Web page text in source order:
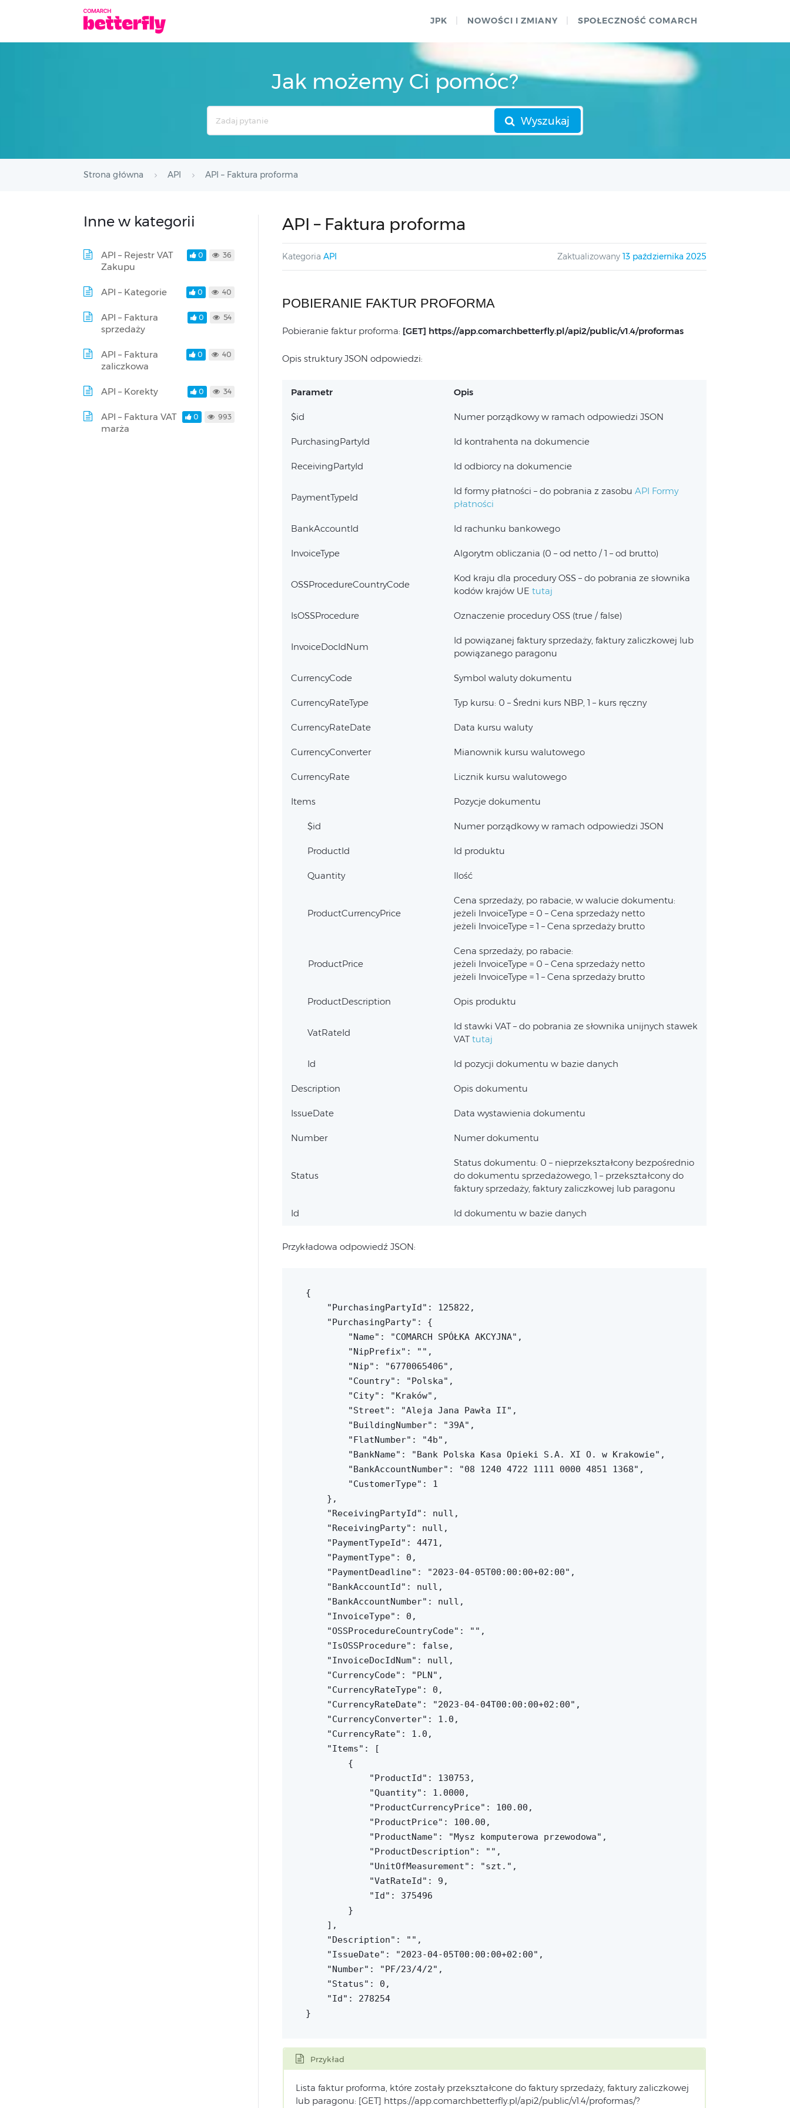
JPK NOWOŚCI I ZMIANY SPOŁECZNOŚĆ COMARCH
Jak możemy Ci pomóc?
Wyszukaj
Strona główna API API – Faktura proforma
API – Faktura proforma
Kategoria API Zaktualizowany 13 października 2025
POBIERANIE FAKTUR PROFORMA
Pobieranie faktur proforma: [GET] https://app.comarchbetterfly.pl/api2/public/v1.4/proformas
Opis struktury JSON odpowiedzi:
Parametr Opis
$id Numer porządkowy w ramach odpowiedzi JSON
PurchasingPartyId Id kontrahenta na dokumencie
ReceivingPartyId Id odbiorcy na dokumencie
PaymentTypeId
Id formy płatności – do pobrania z zasobu API Formy
płatności
BankAccountId Id rachunku bankowego
InvoiceType Algorytm obliczania (0 – od netto / 1 – od brutto)
OSSProcedureCountryCode
Kod kraju dla procedury OSS – do pobrania ze słownika
kodów krajów UE tutaj
IsOSSProcedure Oznaczenie procedury OSS (true / false)
InvoiceDocIdNum
Id powiązanej faktury sprzedaży, faktury zaliczkowej lub
powiązanego paragonu
CurrencyCode Symbol waluty dokumentu
CurrencyRateType Typ kursu: 0 – Średni kurs NBP, 1 – kurs ręczny
CurrencyRateDate Data kursu waluty
CurrencyConverter Mianownik kursu walutowego
CurrencyRate Licznik kursu walutowego
Items Pozycje dokumentu
$id Numer porządkowy w ramach odpowiedzi JSON
ProductId Id produktu
Quantity Ilość
ProductCurrencyPrice
Cena sprzedaży, po rabacie, w walucie dokumentu:
jeżeli InvoiceType = 0 – Cena sprzedaży netto
jeżeli InvoiceType = 1 – Cena sprzedaży brutto
ProductPrice
Cena sprzedaży, po rabacie:
jeżeli InvoiceType = 0 – Cena sprzedaży netto
jeżeli InvoiceType = 1 – Cena sprzedaży brutto
ProductDescription Opis produktu
VatRateId
Id stawki VAT – do pobrania ze słownika unijnych stawek
VATtutaj
Id Id pozycji dokumentu w bazie danych
Description Opis dokumentu
IssueDate Data wystawienia dokumentu
Number Numer dokumentu
Status
Status dokumentu: 0 – nieprzekształcony bezpośrednio
do dokumentu sprzedażowego, 1 – przekształcony do
faktury sprzedaży, faktury zaliczkowej lub paragonu
Id Id dokumentu w bazie danych
Przykładowa odpowiedź JSON:
{
    "PurchasingPartyId": 125822,
    "PurchasingParty": {
        "Name": "COMARCH SPÓŁKA AKCYJNA",
        "NipPrefix": "",
        "Nip": "6770065406",
        "Country": "Polska",
        "City": "Kraków",
        "Street": "Aleja Jana Pawła II",
        "BuildingNumber": "39A",
        "FlatNumber": "4b",
        "BankName": "Bank Polska Kasa Opieki S.A. XI O. w Krakowie",
        "BankAccountNumber": "08 1240 4722 1111 0000 4851 1368",
        "CustomerType": 1
    },
    "ReceivingPartyId": null,
    "ReceivingParty": null,
    "PaymentTypeId": 4471,
    "PaymentType": 0,
    "PaymentDeadline": "2023-04-05T00:00:00+02:00",
    "BankAccountId": null,
    "BankAccountNumber": null,
    "InvoiceType": 0,
    "OSSProcedureCountryCode": "",
    "IsOSSProcedure": false,
    "InvoiceDocIdNum": null,
    "CurrencyCode": "PLN",
    "CurrencyRateType": 0,
    "CurrencyRateDate": "2023-04-04T00:00:00+02:00",
    "CurrencyConverter": 1.0,
    "CurrencyRate": 1.0,
    "Items": [
        {
            "ProductId": 130753,
            "Quantity": 1.0000,
            "ProductCurrencyPrice": 100.00,
            "ProductPrice": 100.00,
            "ProductName": "Mysz komputerowa przewodowa",
            "ProductDescription": "",
            "UnitOfMeasurement": "szt.",
            "VatRateId": 9,
            "Id": 375496
        }
    ],
    "Description": "",
    "IssueDate": "2023-04-05T00:00:00+02:00",
    "Number": "PF/23/4/2",
    "Status": 0,
    "Id": 278254
}
Przykład
Lista faktur proforma, które zostały przekształcone do faktury sprzedaży, faktury zaliczkowej
lub paragonu: [GET] https://app.comarchbetterfly.pl/api2/public/v1.4/proformas/?
Inne w kategorii
API – Rejestr VAT
Zakupu
0 36
API – Kategorie 0 40
API – Faktura
sprzedaży
0 54
API – Faktura
zaliczkowa
0 40
API – Korekty 0 34
API – Faktura VAT
marża
0 993